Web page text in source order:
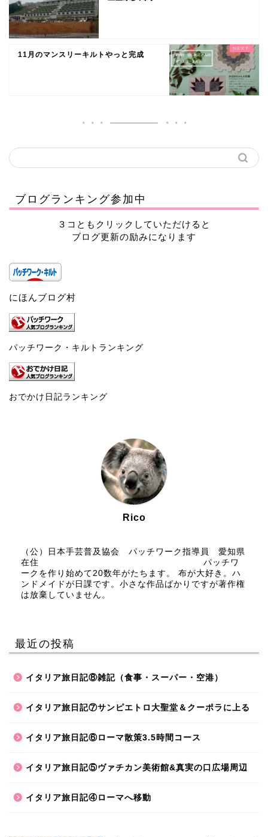
11月のマンスリーキルトやっと完成
ブログランキング参加中
３コともクリックしていただけると
ブログ更新の励みになります
にほんブログ村
パッチワーク・キルトランキング
おでかけ日記ランキング
Rico
（公）日本手芸普及協会 パッチワーク指導員 愛知県
在住 パッチワ
ークを作り始めて20数年がたちます。 布が大好き。ハ
ンドメイドが日課です。小さな作品ばかりですが著作権
は放棄していません。
最近の投稿
イタリア旅日記⑧雑記（食事・スーパー・空港）
イタリア旅日記⑦サンピエトロ大聖堂＆クーポラに上る
イタリア旅日記⑥ローマ散策3.5時間コース
イタリア旅日記⑤ヴァチカン美術館&真実の口広場周辺
イタリア旅日記④ローマへ移動